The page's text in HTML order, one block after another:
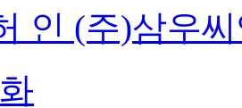
인 (주)삼우